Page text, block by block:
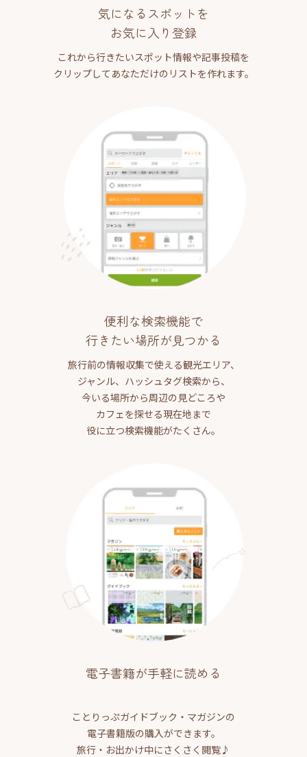
気になるスポットを
お気に入り登録
これから行きたいスポット情報や記事投稿を
クリップしてあなただけのリストを作れます。
便利な検索機能で
行きたい場所が見つかる
旅行前の情報収集で使える観光エリア、
ジャンル、ハッシュタグ検索から、
今いる場所から周辺の見どころや
カフェを探せる現在地まで
役に立つ検索機能がたくさん。
電子書籍が手軽に読める
ことりっぷガイドブック・マガジンの
電子書籍版の購入ができます。
旅行・お出かけ中にさくさく閲覧♪